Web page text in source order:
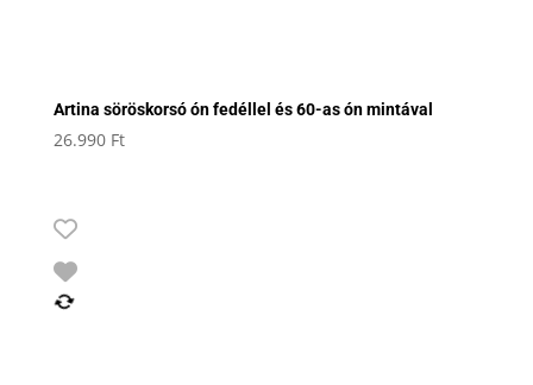
Artina söröskorsó ón fedéllel és 60-as ón mintával
26.990 Ft